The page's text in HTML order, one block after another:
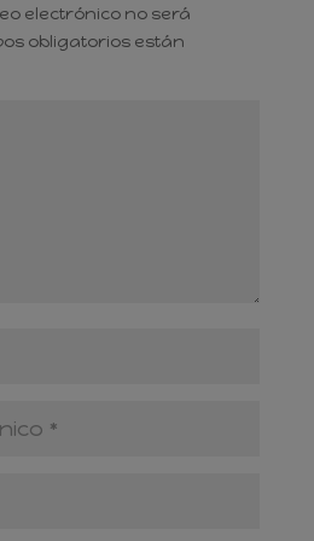
electrónico no será
obligatorios están